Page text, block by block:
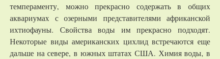
темпераменту, можно прекрасно содержать в общих
аквариумах с озерными представителями африканской
ихтиофауны. Свойства воды им прекрасно подходят.
Некоторые виды американских цихлид встречаются еще
дальше на севере, в южных штатах США. Химия воды, в